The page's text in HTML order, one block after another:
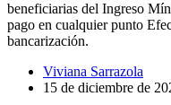
beneficiarias del Ingreso
pago en cualquier punto
bancarización.
Viviana Sarrazola
15 de diciembre de